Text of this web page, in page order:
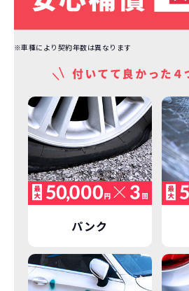
※車種により契約年数は異なります
パンク